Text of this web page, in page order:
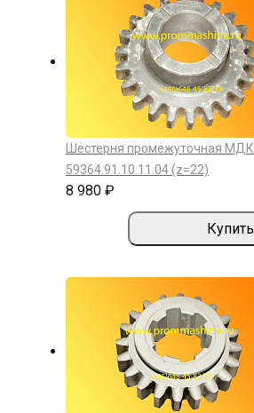
Шестерня промежуточная МДК
59364.91.10.11.04 (z=22)
8 980 ₽
Купить